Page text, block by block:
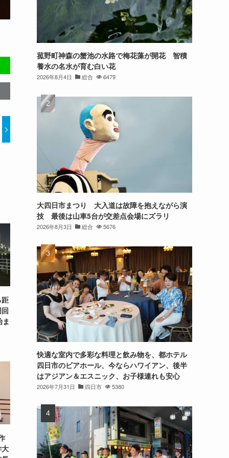
菰野町神森の蟹池の水路で梅花藻が開花 智積
養水の名水が育む白い花
2026年8月4日 総合 6479
大四日市まつり 大入道は故障を抱えながら演
技 最後は山車5台が交差点会場にズラリ
2026年8月3日 総合 5676
快適な室内で多彩な料理と飲み物を、都ホテル
四日市のビアホール、今ならハワイアン、後半
はアジアン＆エスニック、お子様連れも安心
2026年7月31日 四日市 5380